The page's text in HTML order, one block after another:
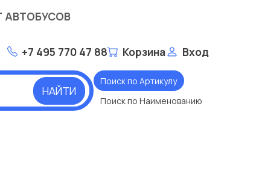
АВТОБУСОВ
+7 495 770 47 88 Корзина Вход
НАЙТИ
Поиск по Артикулу
Поиск по Наименованию